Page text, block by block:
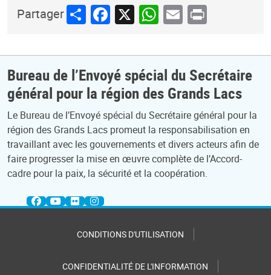
PartagerShareFacebook
X WhatsApp
Email
Print
Bureau de l’Envoyé spécial du Secrétaire
général pour la région des Grands Lacs
Le Bureau de l’Envoyé spécial du Secrétaire général pour la
région des Grands Lacs promeut la responsabilisation en
travaillant avec les gouvernements et divers acteurs afin de
faire progresser la mise en œuvre complète de l’Accord-
cadre pour la paix, la sécurité et la coopération.
CONDITIONS D'UTILISATION
CONFIDENTIALITÉ DE L'INFORMATION